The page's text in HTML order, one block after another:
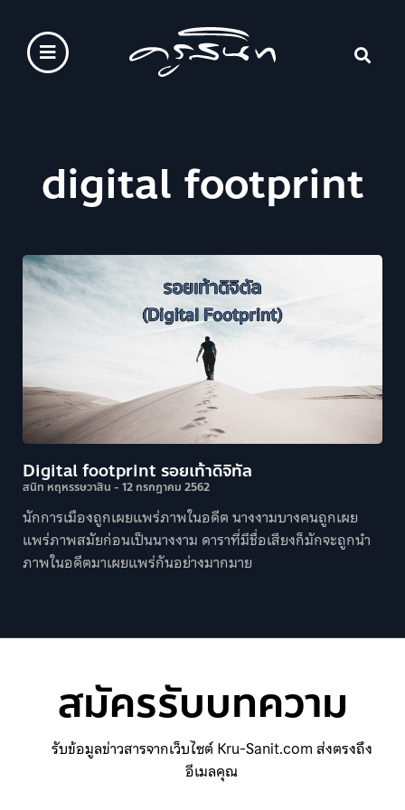
digital footprint
Digital footprint รอยเท้าดิจิทัล
สนิท หฤหรรษวาสิน 12 กรกฎาคม 2562
นักการเมืองถูกเผยแพร่ภาพในอดีต นางงามบางคนถูกเผย
แพร่ภาพสมัยก่อนเป็นนางงาม ดาราที่มีชื่อเสียงก็มักจะถูกนำ
ภาพในอดีตมาเผยแพร่กันอย่างมากมาย
สมัครรับบทความ
รับข้อมูลข่าวสารจากเว็บไซต์ Kru-Sanit.com ส่งตรงถึง
อีเมลคุณ